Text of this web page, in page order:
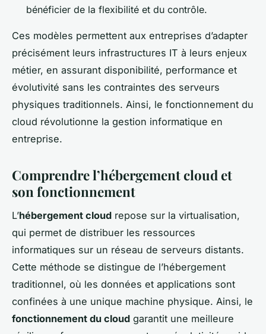
bénéficier de la flexibilité et du contrôle.
Ces modèles permettent aux entreprises d’adapter
précisément leurs infrastructures IT à leurs enjeux
métier, en assurant disponibilité, performance et
évolutivité sans les contraintes des serveurs
physiques traditionnels. Ainsi, le fonctionnement du
cloud révolutionne la gestion informatique en
entreprise.
Comprendre l’hébergement cloud et
son fonctionnement
L’hébergement cloud repose sur la virtualisation,
qui permet de distribuer les ressources
informatiques sur un réseau de serveurs distants.
Cette méthode se distingue de l’hébergement
traditionnel, où les données et applications sont
confinées à une unique machine physique. Ainsi, le
fonctionnement du cloud garantit une meilleure